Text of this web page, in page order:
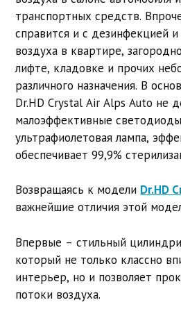
транспортных средств.
справится и с дезинфекцией
воздуха в квартире,
лифте, кладовке и прочих
различного назначения. В
Dr.HD Crystal Air Alps Auto не
малоэффективные
ультрафиолетовая лампа,
обеспечивает 99,9%
Возвращаясь к модели Dr.HD
важнейшие отличия этой
Впервые – стильный
который не только классно
интерьер, но и позволяет
потоки воздуха.